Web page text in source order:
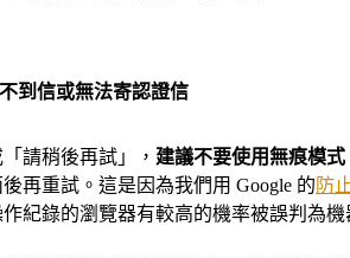
到信或無法寄認證信
請稍後再試」， 建議不要使用無痕模式
再重試。這是因為我們用 Google 的 防
作紀錄的瀏覽器有較高的機率被誤判為機